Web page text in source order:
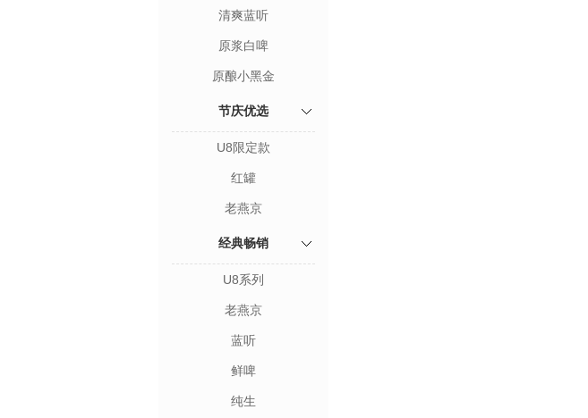
清爽蓝听
原浆白啤
原酿小黑金
节庆优选
U8限定款
红罐
老燕京
经典畅销
U8系列
老燕京
蓝听
鲜啤
纯生